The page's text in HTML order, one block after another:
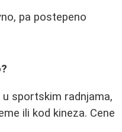
pa postepeno
sportskim radnjama,
ili kod kineza. Cene